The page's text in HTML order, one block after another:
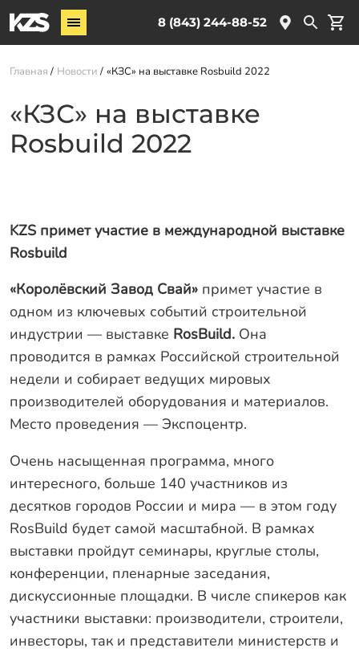
8 (843) 244-88-52
Винтовые сваи
ЖБ сваи
Комплектующие
Услуги
О компании
Контакты
Оплата
Отзывы
Гарантии
Заказать звонок
Главная Новости «КЗС» на выставке Rosbuild 2022
«КЗС» на выставке
Rosbuild 2022
KZS примет участие в международной выставке
Rosbuild
«Королёвский Завод Свай» примет участие в
одном из ключевых событий строительной
индустрии — выставке RosBuild. Она
проводится в рамках Российской строительной
недели и собирает ведущих мировых
производителей оборудования и материалов.
Место проведения — Экспоцентр.
Очень насыщенная программа, много
интересного, больше 140 участников из
десятков городов России и мира — в этом году
RosBuild будет самой масштабной. В рамках
выставки пройдут семинары, круглые столы,
конференции, пленарные заседания,
дискуссионные площадки. В числе спикеров как
участники выставки: производители, строители,
инвесторы, так и представители министерств и